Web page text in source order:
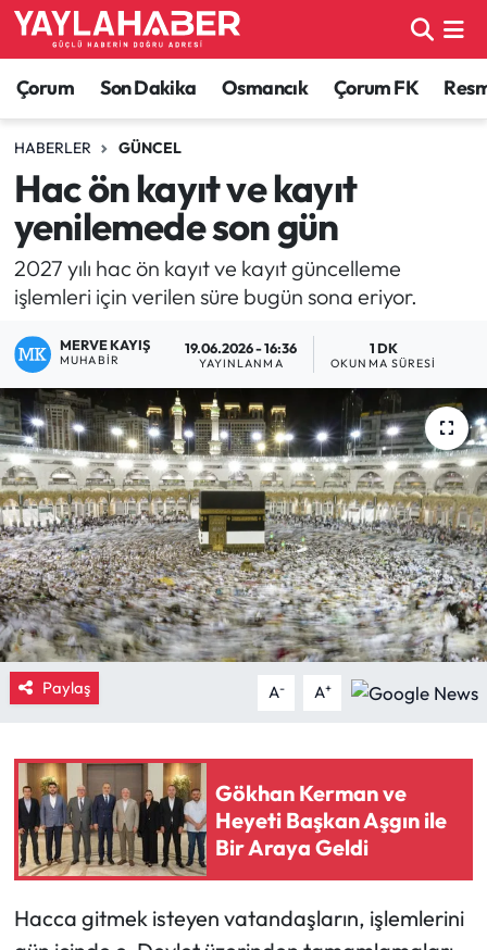
Çorum Son Dakika Osmancık Çorum FK
HABERLER GÜNCEL
Hac ön kayıt ve kayıt
yenilemede son gün
2027 yılı hac ön kayıt ve kayıt güncelleme
işlemleri için verilen süre bugün sona eriyor.
MERVE KAYIŞ
MUHABIR
19.06.2026 - 16:36
YAYINLANMA
1 DK
OKUNMA SÜRESI
Paylaş A- A+
Gökhan Kerman ve
Heyeti Başkan Aşgın ile
Bir Araya Geldi
Hacca gitmek isteyen vatandaşların, işlemlerini
Alaca Haberleri
Bayat Haberleri
Bilgi - Keşfet Haberleri
Bilim ve Teknoloji
Boğazkale Haberleri
Çorum Haberleri
Çorum Son Dakika Haberleri
Dodurga Haberleri
Eğitim
Ekonomi
Güncel
İskilip Haberleri
Kimdir?
Kültür Sanat
Laçin Haberleri
Çorum Nöbetçi Eczaneler
Çorum Hava Durumu
Çorum Namaz Vakitleri
Çorum Trafik Yoğunluk Haritası
TFF 1.Lig Puan Durumu ve Fikstür
Tüm Manşetler
Son Dakika Haberleri
Haber Arşivi